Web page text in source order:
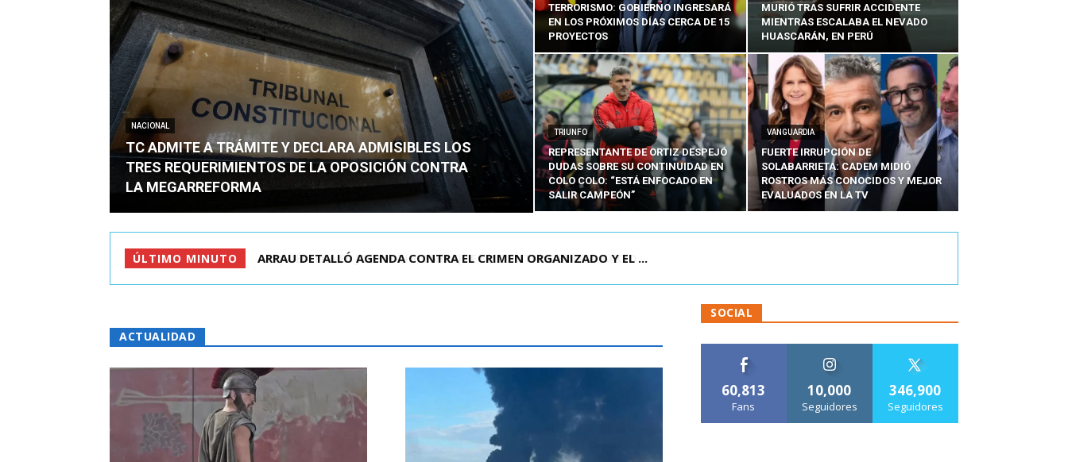
NACIONAL
TC ADMITE A TRÁMITE Y DECLARA ADMISIBLES LOS
TRES REQUERIMIENTOS DE LA OPOSICIÓN CONTRA
LA MEGARREFORMA
TERRORISMO: GOBIERNO INGRESARÁ
EN LOS PRÓXIMOS DÍAS CERCA DE 15
PROYECTOS
MURIÓ TRAS SUFRIR ACCIDENTE
MIENTRAS ESCALABA EL NEVADO
HUASCARÁN, EN PERÚ
TRIUNFO
REPRESENTANTE DE ORTIZ DESPEJÓ
DUDAS SOBRE SU CONTINUIDAD EN
COLO COLO: “ESTÁ ENFOCADO EN
SALIR CAMPEÓN”
VANGUARDIA
FUERTE IRRUPCIÓN DE
SOLABARRIETA: CADEM MIDIÓ
ROSTROS MÁS CONOCIDOS Y MEJOR
EVALUADOS EN LA TV
ÚLTIMO MINUTO QUIÉN ERA EL JOVEN CHILENO QUE MURIÓ TRAS SUFRIR ACCID...
ACTUALIDAD
SOCIAL
60,813
Fans
10,000
Seguidores
346,900
Seguidores